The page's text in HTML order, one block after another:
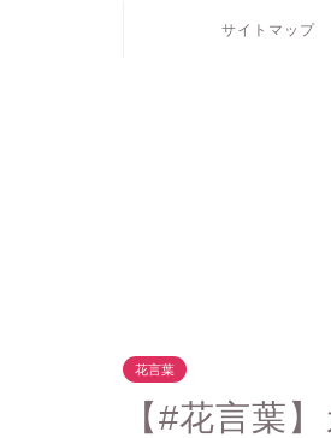
サイトマップ
花言葉
【#花言葉